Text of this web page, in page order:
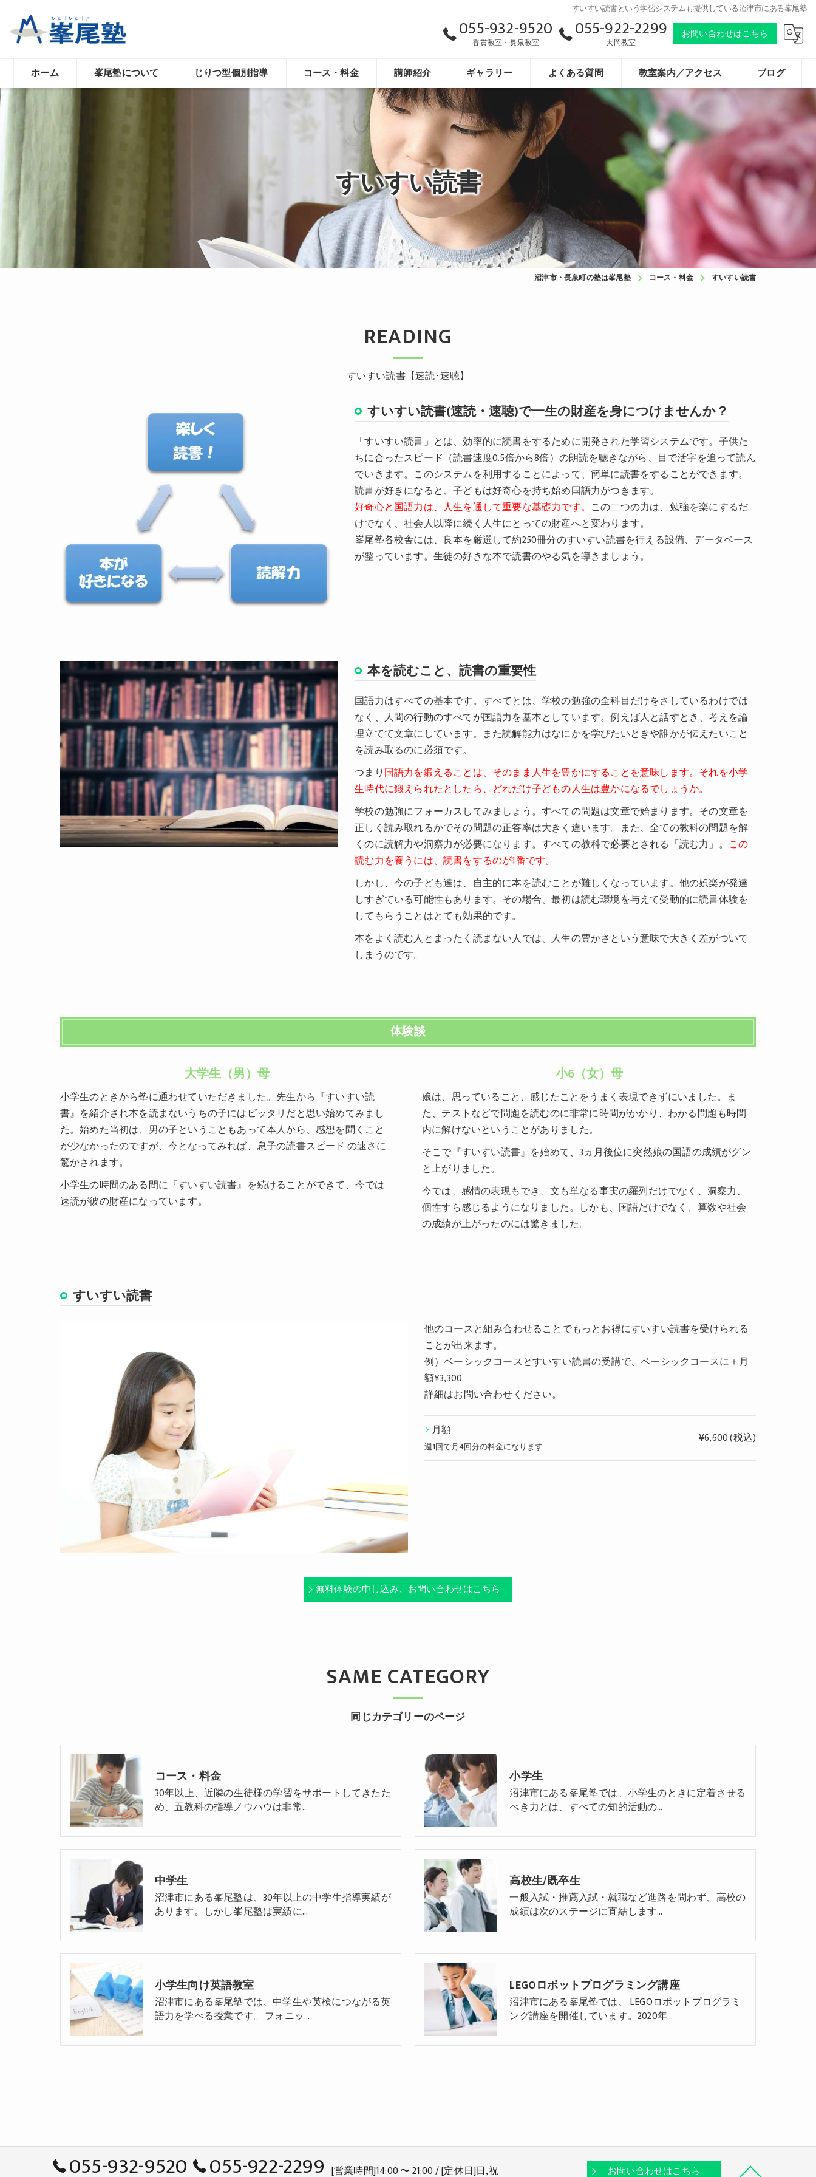
すいすい読書という学習システムも提供している沼津市にある峯尾塾
055-932-9520
香貫教室・長泉教室
055-922-2299
大岡教室
お問い合わせはこちら
ホーム 峯尾塾について じりつ型個別指導 コース・料金
中学生
高校生/既卒生
すいすい読書
小学生向け英語教室
LEGOロボットプログラミング講座
講師紹介 ギャラリー よくある質問 教室案内／アクセス ブログ
お知らせ
すいすい読書
沼津市・長泉町の塾は峯尾塾 コース・料金 すいすい読書
READING
すいすい読書【速読･速聴】
すいすい読書(速読・速聴)で一生の財産を身につけませんか？
「すいすい読書」とは、効率的に読書をするために開発された学習システムです。子供た
ちに合ったスピード（読書速度0.5倍から8倍）の朗読を聴きながら、目で活字を追って読ん
でいきます。このシステムを利用することによって、簡単に読書をすることができます。
読書が好きになると、子どもは好奇心を持ち始め国語力がつきます。
好奇心と国語力は、人生を通して重要な基礎力です。 この二つの力は、勉強を楽にするだ
けでなく、社会人以降に続く人生にとっての財産へと変わります。
峯尾塾各校舎には、良本を厳選して約250冊分のすいすい読書を行える設備、データベース
が整っています。生徒の好きな本で読書のやる気を導きましょう。
本を読むこと、読書の重要性
国語力はすべての基本です。すべてとは、学校の勉強の全科目だけをさしているわけでは
なく、人間の行動のすべてが国語力を基本としています。例えば人と話すとき、考えを論
理立てて文章にしています。また読解能力はなにかを学びたいときや誰かが伝えたいこと
を読み取るのに必須です。
つまり国語力を鍛えることは、そのまま人生を豊かにすることを意味します。それを小学
生時代に鍛えられたとしたら、どれだけ子どもの人生は豊かになるでしょうか。
学校の勉強にフォーカスしてみましょう。すべての問題は文章で始まります。その文章を
正しく読み取れるかでその問題の正答率は大きく違います。また、全ての教科の問題を解
くのに読解力や洞察力が必要になります。すべての教科で必要とされる「読む力」。 この
読む力を養うには、読書をするのが1番です。
しかし、今の子ども達は、自主的に本を読むことが難しくなっています。他の娯楽が発達
しすぎている可能性もあります。その場合、最初は読む環境を与えて受動的に読書体験を
してもらうことはとても効果的です。
本をよく読む人とまったく読まない人では、人生の豊かさという意味で大きく差がついて
しまうのです。
体験談
大学生（男）母
小学生のときから塾に通わせていただきました。先生から『すいすい読
書』を紹介され本を読まないうちの子にはピッタリだと思い始めてみまし
た。始めた当初は、男の子ということもあって本人から、感想を聞くこと
が少なかったのですが、今となってみれば、息子の読書スピード の速さに
驚かされます。
小学生の時間のある間に『すいすい読書』を続けることができて、今では
速読が彼の財産になっています。
小6（女）母
娘は、思っていること、感じたことをうまく表現できずにいました。ま
た、テストなどで問題を読むのに非常に時間がかかり、わかる問題も時間
内に解けないということがありました。
そこで『すいすい読書』を始めて、3ヵ月後位に突然娘の国語の成績がグン
と上がりました。
今では、感情の表現もでき、文も単なる事実の羅列だけでなく、洞察力、
個性すら感じるようになりました。しかも、国語だけでなく、算数や社会
の成績が上がったのには驚きました。
すいすい読書
他のコースと組み合わせることでもっとお得にすいすい読書を受けられる
ことが出来ます。
例）ベーシックコースとすいすい読書の受講で、ベーシックコースに＋月
額¥3,300
詳細はお問い合わせください。
月額
週1回で月4回分の料金になります
¥6,600 (税込)
無料体験の申し込み、お問い合わせはこちら
同じカテゴリーのページ
SAME CATEGORY
コース・料金
30年以上、近隣の生徒様の学習をサポートしてきたた
め、五教科の指導ノウハウは非常…
小学生
沼津市にある峯尾塾では、小学生のときに定着させる
べき力とは、すべての知的活動の…
中学生
沼津市にある峯尾塾は、30年以上の中学生指導実績が
あります。しかし峯尾塾は実績に…
高校生/既卒生
一般入試・推薦入試・就職など進路を問わず、高校の
成績は次のステージに直結します…
小学生向け英語教室
沼津市にある峯尾塾では、中学生や英検につながる英
語力を学べる授業です。 フォニッ…
LEGOロボットプログラミング講座
沼津市にある峯尾塾では、 LEGOロボットプログラミ
ング講座を開催しています。2020年…
055-932-9520 055-922-2299 [営業時間]14:00 〜 21:00 / [定休日]日,祝 お問い合わせはこちら